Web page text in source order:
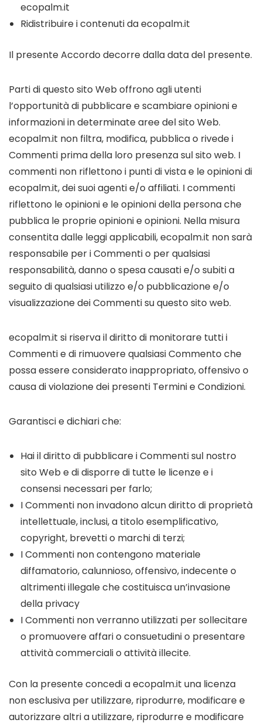
ecopalm.it
Ridistribuire i contenuti da ecopalm.it
Il presente Accordo decorre dalla data del presente.
Parti di questo sito Web offrono agli utenti
l’opportunità di pubblicare e scambiare opinioni e
informazioni in determinate aree del sito Web.
ecopalm.it non filtra, modifica, pubblica o rivede i
Commenti prima della loro presenza sul sito web. I
commenti non riflettono i punti di vista e le opinioni di
ecopalm.it, dei suoi agenti e/o affiliati. I commenti
riflettono le opinioni e le opinioni della persona che
pubblica le proprie opinioni e opinioni. Nella misura
consentita dalle leggi applicabili, ecopalm.it non sarà
responsabile per i Commenti o per qualsiasi
responsabilità, danno o spesa causati e/o subiti a
seguito di qualsiasi utilizzo e/o pubblicazione e/o
visualizzazione dei Commenti su questo sito web.
ecopalm.it si riserva il diritto di monitorare tutti i
Commenti e di rimuovere qualsiasi Commento che
possa essere considerato inappropriato, offensivo o
causa di violazione dei presenti Termini e Condizioni.
Garantisci e dichiari che:
Hai il diritto di pubblicare i Commenti sul nostro
sito Web e di disporre di tutte le licenze e i
consensi necessari per farlo;
I Commenti non invadono alcun diritto di proprietà
intellettuale, inclusi, a titolo esemplificativo,
copyright, brevetti o marchi di terzi;
I Commenti non contengono materiale
diffamatorio, calunnioso, offensivo, indecente o
altrimenti illegale che costituisca un’invasione
della privacy
I Commenti non verranno utilizzati per sollecitare
o promuovere affari o consuetudini o presentare
attività commerciali o attività illecite.
Con la presente concedi a ecopalm.it una licenza
non esclusiva per utilizzare, riprodurre, modificare e
autorizzare altri a utilizzare, riprodurre e modificare